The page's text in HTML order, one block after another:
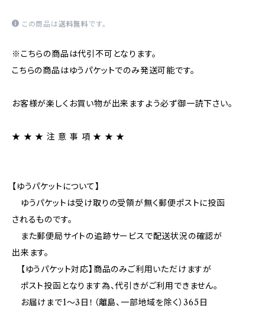
この商品は送料無料です。
※こちらの商品は代引不可となります。
こちらの商品はゆうパケットでのみ発送可能です。
お客様が楽しくお買い物が出来ますよう必ず御一読下さい。
★ ★ ★ 注 意 事 項 ★ ★ ★
【ゆうパケットについて】
ゆうパケットは受け取りの受領が無く郵便ポストに投函
されるものです。
また郵便局サイトの追跡サービスで配送状況の確認が
出来ます。
【ゆうパケット対応】商品のみご利用いただけますが
ポスト投函となります為、代引きがご利用できません。
お届けまで1～3日！（離島、一部地域を除く）365日